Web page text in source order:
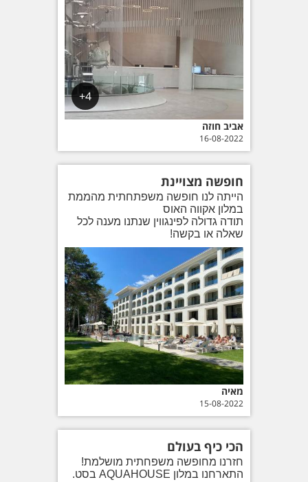
4+
אביב חוזה
16-08-2022
חופשה מצויינת
הייתה לנו חופשה משפתחתית מהממת
במלון אקווה האוס
תודה גדולה לפינגווין שנתנו מענה לכל
שאלה או בקשה!
מאיה
15-08-2022
הכי כיף בעולם
חזרנו מחופשה משפחתית מושלמת!
התארחנו במלון AQUAHOUSE בסט.